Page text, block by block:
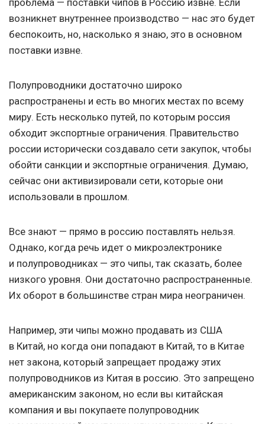
проблема — поставки чипов в Россию извне. Если
возникнет внутреннее производство — нас это будет
беспокоить, но, насколько я знаю, это в основном
поставки извне.
Полупроводники достаточно широко
распространены и есть во многих местах по всему
миру. Есть несколько путей, по которым россия
обходит экспортные ограничения. Правительство
россии исторически создавало сети закупок, чтобы
обойти санкции и экспортные ограничения. Думаю,
сейчас они активизировали сети, которые они
использовали в прошлом.
Все знают — прямо в россию поставлять нельзя.
Однако, когда речь идет о микроэлектронике
и полупроводниках — это чипы, так сказать, более
низкого уровня. Они достаточно распространенные.
Их оборот в большинстве стран мира неограничен.
Например, эти чипы можно продавать из США
в Китай, но когда они попадают в Китай, то в Китае
нет закона, который запрещает продажу этих
полупроводников из Китая в россию. Это запрещено
американским законом, но если вы китайская
компания и вы покупаете полупроводник